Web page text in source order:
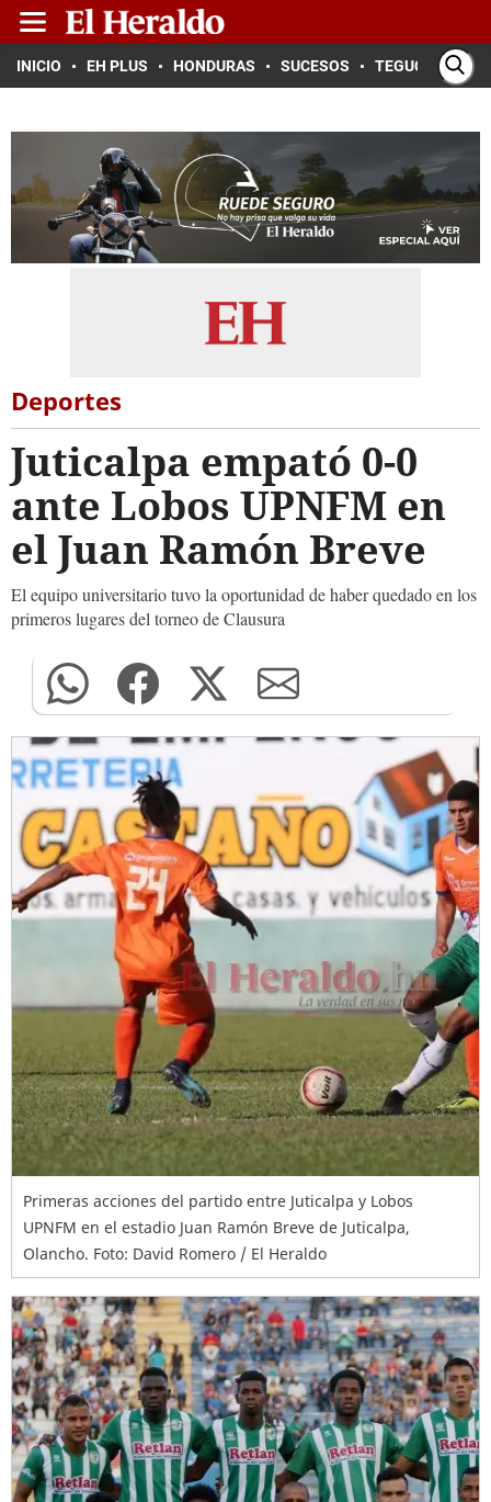
INICIO EH PLUS HONDURAS SUCESOS TEGUCIGALPA
Deportes
Juticalpa empató 0-0
ante Lobos UPNFM en
el Juan Ramón Breve
El equipo universitario tuvo la oportunidad de haber quedado en los
primeros lugares del torneo de Clausura
Primeras acciones del partido entre Juticalpa y Lobos
UPNFM en el estadio Juan Ramón Breve de Juticalpa,
Olancho. Foto: David Romero / El Heraldo